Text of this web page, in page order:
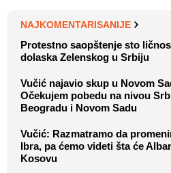
NAJKOMENTARISANIJE
Protestno saopštenje sto
dolaska Zelenskog u Srbiju
Vučić najavio skup u Novom
Očekujem pobedu na nivou
Beogradu i Novom Sadu
Vučić: Razmatramo da
Ibra, pa ćemo videti šta će
Kosovu